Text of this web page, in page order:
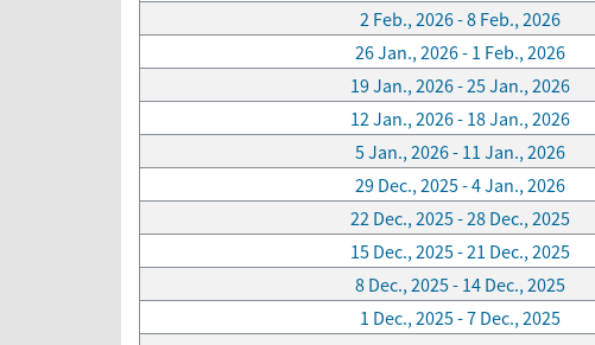
2 Feb., 2026 - 8 Feb., 2026
26 Jan., 2026 - 1 Feb., 2026
19 Jan., 2026 - 25 Jan., 2026
12 Jan., 2026 - 18 Jan., 2026
5 Jan., 2026 - 11 Jan., 2026
29 Dec., 2025 - 4 Jan., 2026
22 Dec., 2025 - 28 Dec., 2025
15 Dec., 2025 - 21 Dec., 2025
8 Dec., 2025 - 14 Dec., 2025
1 Dec., 2025 - 7 Dec., 2025